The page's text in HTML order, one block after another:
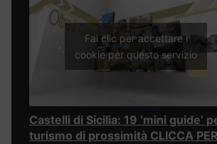
Fai clic per accettare i
cookie per questo servizio
Castelli di Sicilia: 19 ‘mini guide’
turismo di prossimità CLICCA